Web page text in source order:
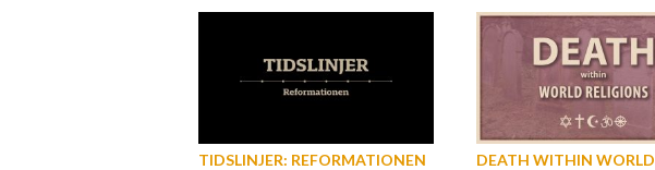
TIDSLINJER: REFORMATIONEN
DEATH WITHIN WORLD